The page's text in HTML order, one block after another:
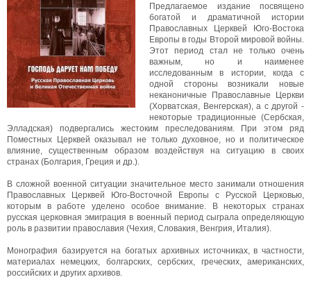
Предлагаемое издание посвящено
богатой и драматичной истории
Православных Церквей Юго-Востока
Европы в годы Второй мировой войны.
Этот период стал не только очень
важным, но и наименее
исследованным в истории, когда с
одной стороны возникали новые
неканоничные Православные Церкви
(Хорватская, Венгерская), а с другой -
некоторые традиционные (Сербская,
Элладская) подвергались жестоким преследованиям. При этом ряд
Поместных Церквей оказывал не только духовное, но и политическое
влияние, существенным образом воздействуя на ситуацию в своих
странах (Болгария, Греция и др.).
В сложной военной ситуации значительное место занимали отношения
Православных Церквей Юго-Восточной Европы с Русской Церковью,
которым в работе уделено особое внимание. В некоторых странах
русская церковная эмиграция в военный период сыграла определяющую
роль в развитии православия (Чехия, Словакия, Венгрия, Италия).
Монография базируется на богатых архивных источниках, в частности,
материалах немецких, болгарских, сербских, греческих, американских,
российских и других архивов.